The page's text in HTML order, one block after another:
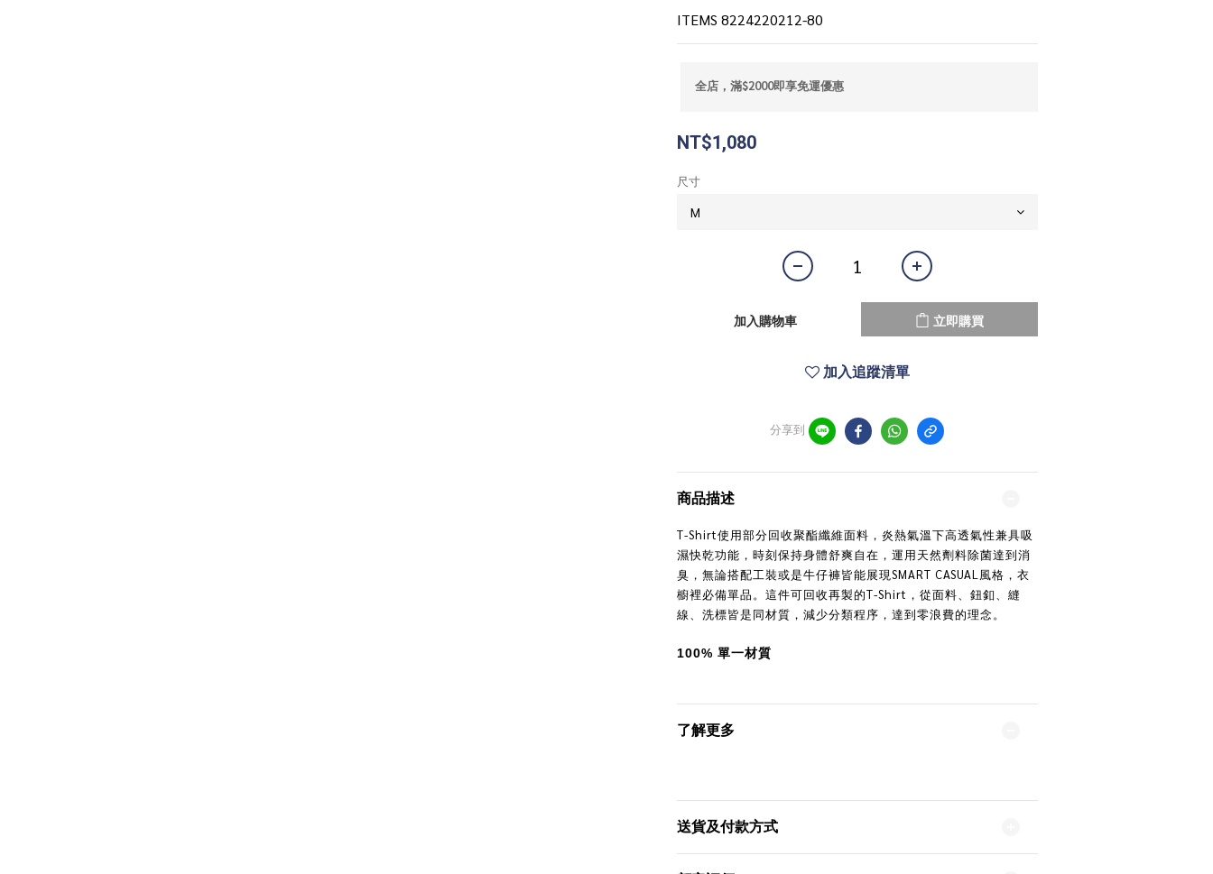
ITEMS 8224220212-80
全店，滿$2000即享免運優惠
NT$1,080
尺寸
加入購物車 立即購買
加入追蹤清單
分享到
商品描述
T-Shirt使用部分回收聚酯纖維面料，炎熱氣溫下高透氣性兼具吸
濕快乾功能，時刻保持身體舒爽自在，運用天然劑料除菌達到消
臭，無論搭配工裝或是牛仔褲皆能展現SMART CASUAL風格，衣
櫥裡必備單品。這件可回收再製的T-Shirt，從面料、鈕釦、縫
線、洗標皆是同材質，減少分類程序，達到零浪費的理念。
100% 單一材質
了解更多
送貨及付款方式